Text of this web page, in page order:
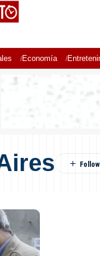
Economía